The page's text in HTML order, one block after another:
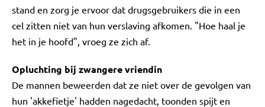
stand en zorg je ervoor dat drugsgebruikers die in een
cel zitten niet van hun verslaving afkomen. "Hoe haal je
het in je hoofd", vroeg ze zich af.
Opluchting bij zwangere vriendin
De mannen beweerden dat ze niet over de gevolgen van
hun 'akkefietje' hadden nagedacht, toonden spijt en